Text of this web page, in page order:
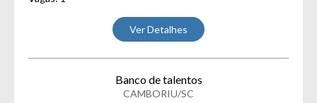
Ver Detalhes
Banco de talentos
CAMBORIU/SC